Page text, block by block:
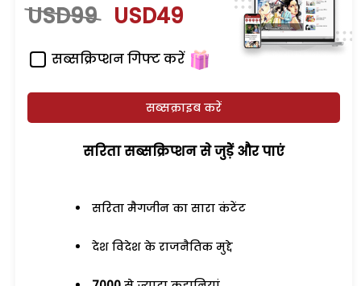
USD99 USD49
सब्सक्रिप्शन गिफ्ट करें
सब्सक्राइब करें
सरिता सब्सक्रिप्शन से जुड़ेें और पाएं
सरिता मैगजीन का सारा कंटेंट
देश विदेश के राजनैतिक मुद्दे